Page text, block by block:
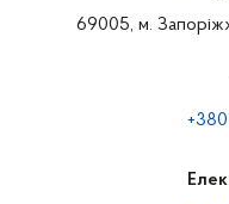
69005, м.